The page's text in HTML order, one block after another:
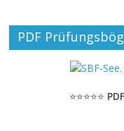
PDF
⭐⭐⭐⭐⭐